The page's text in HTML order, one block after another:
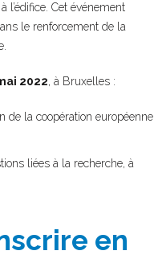
l’édifice. Cet événement
le renforcement de la
2022, à Bruxelles :
de la coopération européenne
liées à la recherche, à
en